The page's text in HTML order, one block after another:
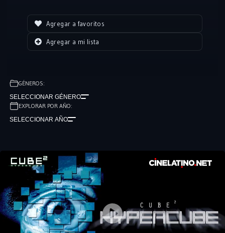
Agregar a favoritos
Agregar a mi lista
GÉNEROS:
SELECCIONAR GÉNERO
EXPLORAR POR AÑO:
SELECCIONAR AÑO